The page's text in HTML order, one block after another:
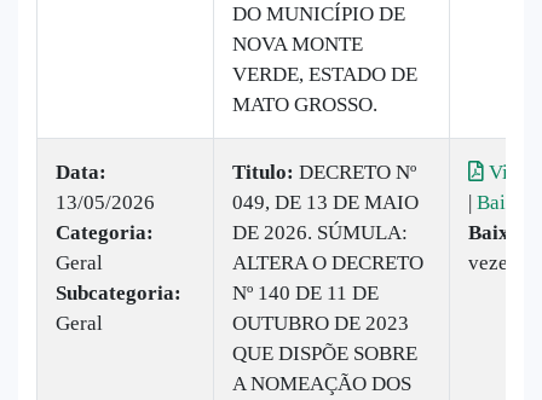
DO MUNICÍPIO DE
NOVA MONTE
VERDE, ESTADO DE
MATO GROSSO.
Data:
13/05/2026
Categoria:
Geral
Subcategoria:
Geral
Titulo: DECRETO Nº
049, DE 13 DE MAIO
DE 2026. SÚMULA:
ALTERA O DECRETO
Nº 140 DE 11 DE
OUTUBRO DE 2023
QUE DISPÕE SOBRE
A NOMEAÇÃO DOS
| Baixar
vezes